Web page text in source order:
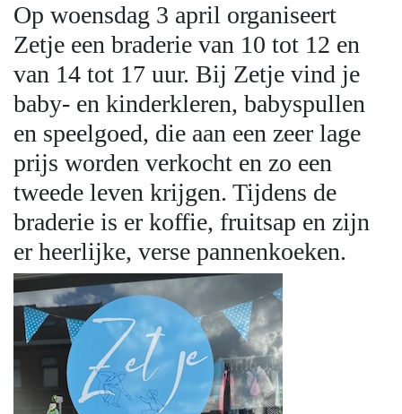
Op woensdag 3 april organiseert
Zetje een braderie van 10 tot 12 en
van 14 tot 17 uur. Bij Zetje vind je
baby- en kinderkleren, babyspullen
en speelgoed, die aan een zeer lage
prijs worden verkocht en zo een
tweede leven krijgen. Tijdens de
braderie is er koffie, fruitsap en zijn
er heerlijke, verse pannenkoeken.